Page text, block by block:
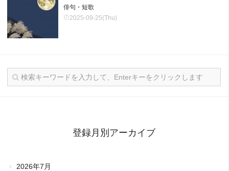
俳句・短歌
2025-09-25(Thu)
登録月別アーカイブ
2026年7月